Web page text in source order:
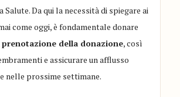
Da qui la necessità di spiegare ai
come oggi, è fondamentale donare
prenotazione della donazione, così
e assicurare un afflusso
nelle prossime settimane.